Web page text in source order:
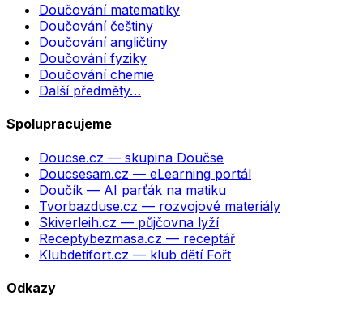
Doučování matematiky
Doučování češtiny
Doučování angličtiny
Doučování fyziky
Doučování chemie
Další předměty…
Spolupracujeme
Doucse.cz — skupina Doučse
Doucsesam.cz — eLearning portál
Doučík — AI parťák na matiku
Tvorbazduse.cz — rozvojové materiály
Skiverleih.cz — půjčovna lyží
Receptybezmasa.cz — receptář
Klubdetifort.cz — klub dětí Fořt
Odkazy